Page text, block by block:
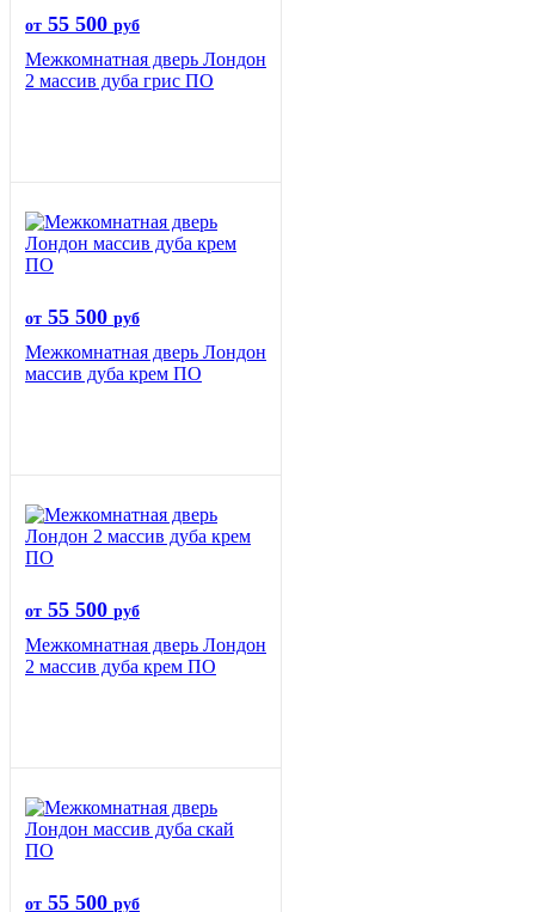
от 55 500 руб
Межкомнатная дверь Лондон
2 массив дуба грис ПО
от 55 500 руб
Межкомнатная дверь Лондон
массив дуба крем ПО
от 55 500 руб
Межкомнатная дверь Лондон
2 массив дуба крем ПО
от 55 500 руб